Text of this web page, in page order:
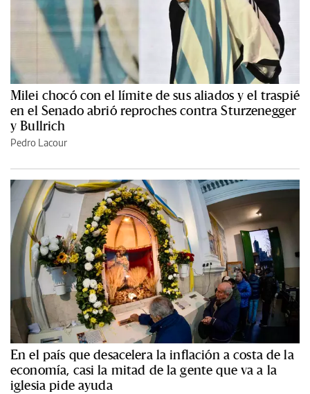
Milei chocó con el límite de sus aliados y el traspié
en el Senado abrió reproches contra Sturzenegger
y Bullrich
Pedro Lacour
En el país que desacelera la inflación a costa de la
economía, casi la mitad de la gente que va a la
iglesia pide ayuda